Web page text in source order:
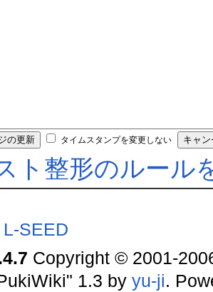
タイムスタンプを変更しない
ト整形のルール
L-SEED
Copyright © 2001-
1.3 by yu-ji.